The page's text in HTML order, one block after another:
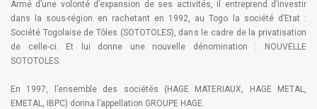
Armé d’une volonté d’expansion de ses activités, il entreprend d’investir
dans la sous-région en rachetant en 1992, au Togo la société d’Etat :
Société Togolaise de Tôles (SOTOTOLES), dans le cadre de la privatisation
de celle-ci. Et lui donne une nouvelle dénomination : NOUVELLE
SOTOTOLES.
En 1997, l’ensemble des sociétés (HAGE MATERIAUX, HAGE METAL,
EMETAL, IBPC) donna l’appellation GROUPE HAGE.